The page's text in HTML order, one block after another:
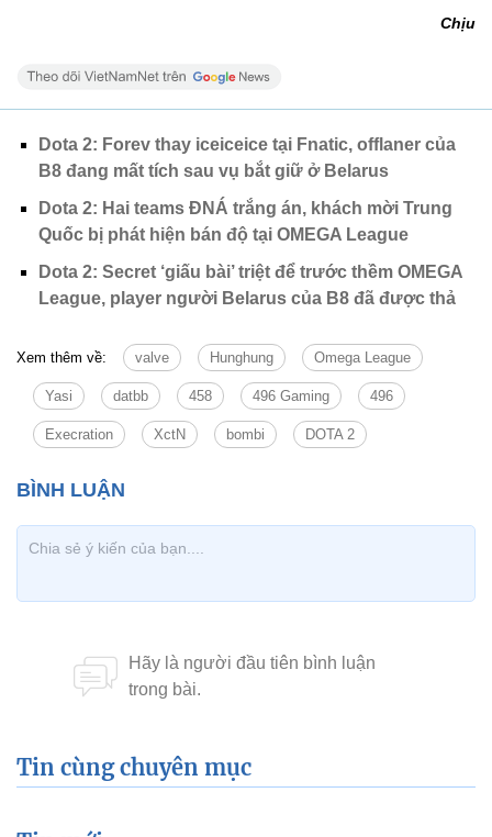
Chịu
Dota 2: Forev thay iceiceice tại Fnatic, offlaner của
B8 đang mất tích sau vụ bắt giữ ở Belarus
Dota 2: Hai teams ĐNÁ trắng án, khách mời Trung
Quốc bị phát hiện bán độ tại OMEGA League
Dota 2: Secret ‘giấu bài’ triệt để trước thềm OMEGA
League, player người Belarus của B8 đã được thả
Xem thêm về: valve Hunghung Omega League
Yasi datbb 458 496 Gaming 496
Execration XctN bombi DOTA 2
Tin cùng chuyên mục